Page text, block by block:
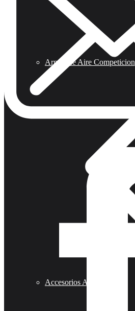
Armas de Aire Competicion
Accesorios Armas